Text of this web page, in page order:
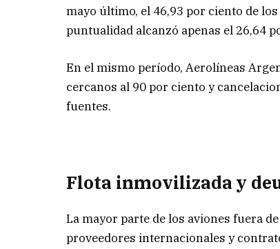
mayo último, el 46,93 por ciento de
puntualidad alcanzó apenas el 26,64
En el mismo período, Aerolíneas
cercanos al 90 por ciento y
fuentes.
Flota inmovilizada y
La mayor parte de los aviones fuera
proveedores internacionales y